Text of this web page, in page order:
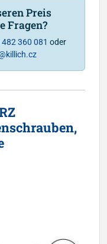
Preis
Fragen?
360 081 oder